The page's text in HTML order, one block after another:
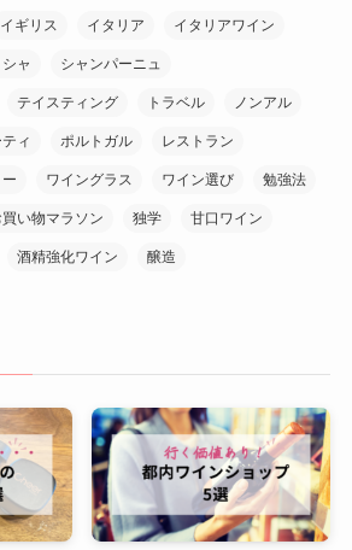
イギリス イタリア イタリアワイン
ャ シャンパーニュ
テイスティング トラベル ノンアル
ィ ポルトガル レストラン
ワイングラス ワイン選び 勉強法
い物マラソン 独学 甘口ワイン
酒精強化ワイン 醸造